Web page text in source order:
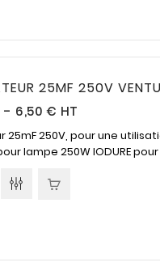
25MF 250V
- 6,50 € HT
25mF 250V, pour une
lampe 250W IODURE